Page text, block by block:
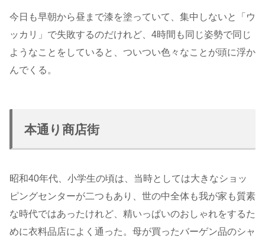
今日も早朝から昼まで漆を塗っていて、集中しないと「ウ
ッカリ」で失敗するのだけれど、4時間も同じ姿勢で同じ
ようなことをしていると、ついつい色々なことが頭に浮か
んでくる。
本通り商店街
昭和40年代、小学生の頃は、当時としては大きなショッ
ピングセンターが二つもあり、世の中全体も我が家も質素
な時代ではあったけれど、精いっぱいのおしゃれをするた
めに衣料品店によく通った。母が買ったバーゲン品のシャ